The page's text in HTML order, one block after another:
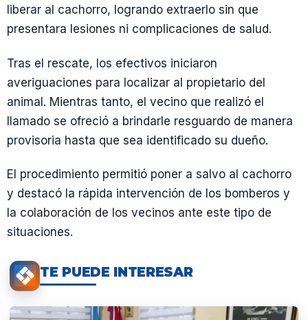
liberar al cachorro, logrando extraerlo sin que
presentara lesiones ni complicaciones de salud.
Tras el rescate, los efectivos iniciaron
averiguaciones para localizar al propietario del
animal. Mientras tanto, el vecino que realizó el
llamado se ofreció a brindarle resguardo de manera
provisoria hasta que sea identificado su dueño.
El procedimiento permitió poner a salvo al cachorro
y destacó la rápida intervención de los bomberos y
la colaboración de los vecinos ante este tipo de
situaciones.
TE PUEDE INTERESAR